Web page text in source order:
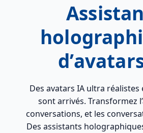
Des avatars IA ultra
sont arrivés. Transformez
conversations, et les
Des assistants